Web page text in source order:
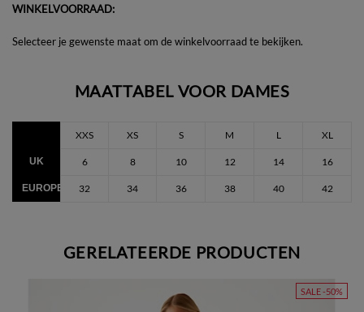
WINKELVOORRAAD:
Selecteer je gewenste maat om de winkelvoorraad te bekijken.
MAATTABEL VOOR DAMES
XXS XS S M L XL
UK 6 8 10 12 14 16
EUROPEES 32 34 36 38 40 42
GERELATEERDE PRODUCTEN
SALE -50%